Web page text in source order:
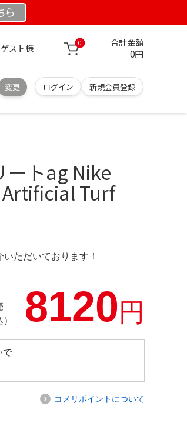
ら
ゲスト様 0 合計金額
0円
変更 ログイン 新規会員登録
ートag Nike
Artificial Turf
ただいております！
8120円
で
コメリポイントについて